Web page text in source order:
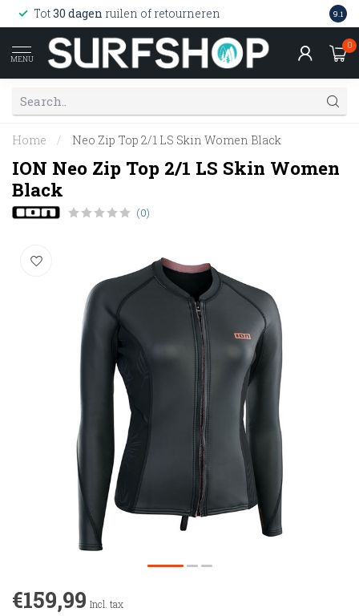
Tot30 dagen ruilen of retourneren 9.1
MENU
0
Home / Neo Zip Top 2/1 LS Skin Women Black
ION Neo Zip Top 2/1 LS Skin Women
Black
(0)
€159,99 Incl. tax